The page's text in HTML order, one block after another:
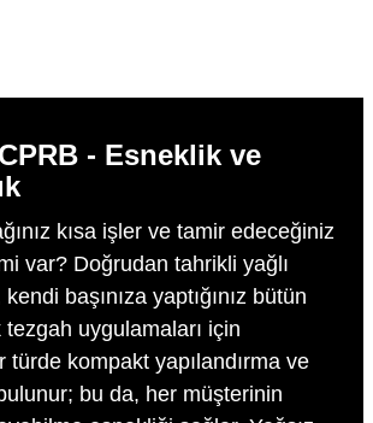
- Esneklik ve
kısa işler ve tamir edeceğiniz
var? Doğrudan tahrikli yağlı
başınıza yaptığınız bütün
uygulamaları için
türde kompakt yapılandırma ve
bu da, her müşterinin